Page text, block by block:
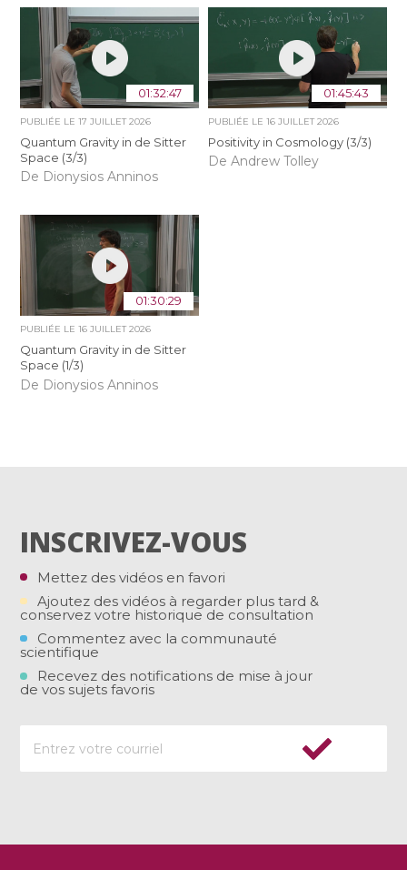
01:32:47
PUBLIÉE LE17 JUILLET 2026
Quantum Gravity in de Sitter
Space (3/3)
De Dionysios Anninos
01:45:43
PUBLIÉE LE 16 JUILLET 2026
Positivity in Cosmology (3/3)
De Andrew Tolley
01:30:29
PUBLIÉE LE16 JUILLET 2026
Quantum Gravity in de Sitter
Space (1/3)
De Dionysios Anninos
INSCRIVEZ-VOUS
Mettez des vidéos en favori
Ajoutez des vidéos à regarder plus tard &
conservez votre historique de consultation
Commentez avec la communauté
scientifique
Recevez des notifications de mise à jour
de vos sujets favoris